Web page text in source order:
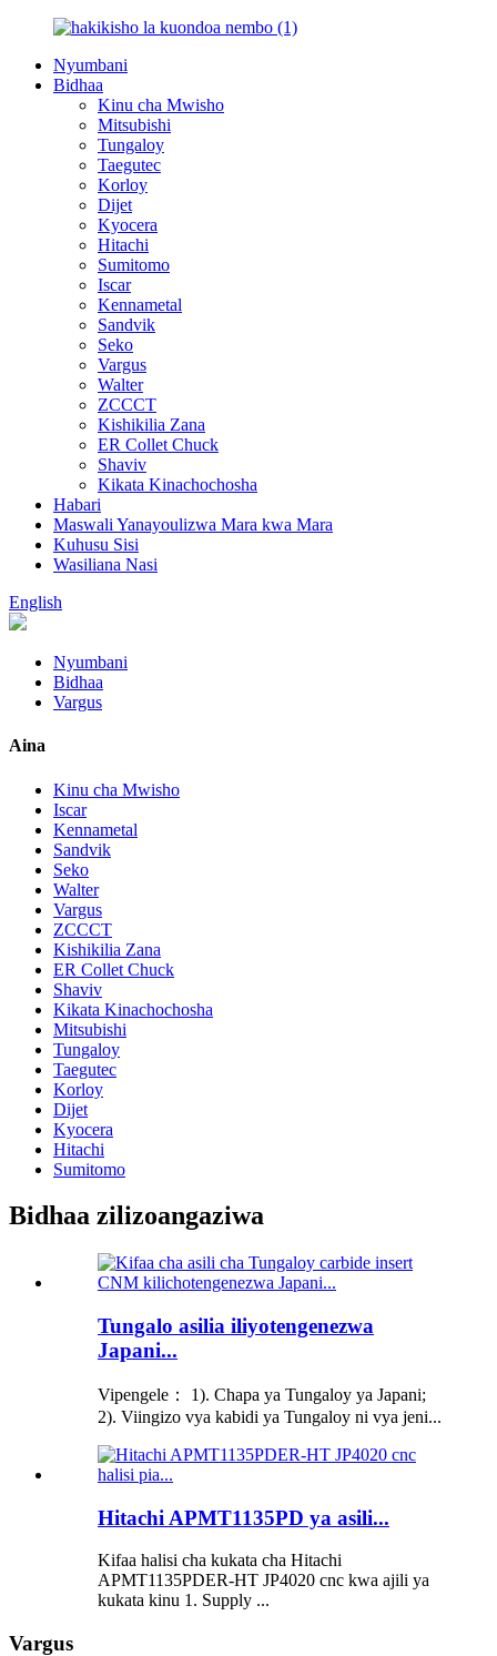
Nyumbani
Bidhaa
Kinu cha Mwisho
Mitsubishi
Tungaloy
Taegutec
Korloy
Dijet
Kyocera
Hitachi
Sumitomo
Iscar
Kennametal
Sandvik
Seko
Vargus
Walter
ZCCCT
Kishikilia Zana
ER Collet Chuck
Shaviv
Kikata Kinachochosha
Habari
Maswali Yanayoulizwa Mara kwa Mara
Kuhusu Sisi
Wasiliana Nasi
English
Nyumbani
Bidhaa
Vargus
Aina
Kinu cha Mwisho
Iscar
Kennametal
Sandvik
Seko
Walter
Vargus
ZCCCT
Kishikilia Zana
ER Collet Chuck
Shaviv
Kikata Kinachochosha
Mitsubishi
Tungaloy
Taegutec
Korloy
Dijet
Kyocera
Hitachi
Sumitomo
Bidhaa zilizoangaziwa
Tungalo asilia iliyotengenezwa
Japani...
Vipengele： 1). Chapa ya Tungaloy ya Japani;
2). Viingizo vya kabidi ya Tungaloy ni vya jeni...
Hitachi APMT1135PD ya asili...
Kifaa halisi cha kukata cha Hitachi
APMT1135PDER-HT JP4020 cnc kwa ajili ya
kukata kinu 1. Supply ...
Vargus